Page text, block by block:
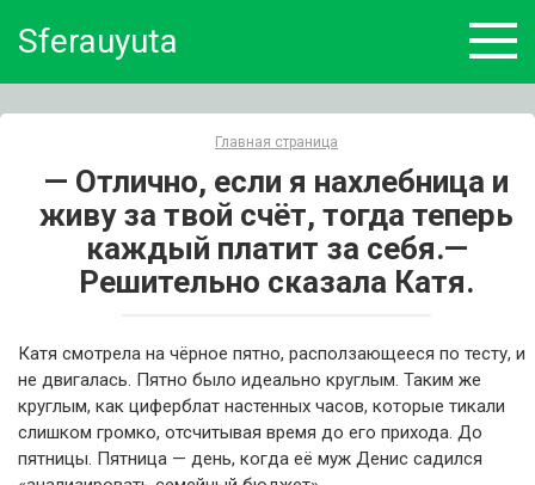
Sferauyuta
Главная страница
— Отлично, если я нахлебница и
живу за твой счёт, тогда теперь
каждый платит за себя.—
Решительно сказала Катя.
Катя смотрела на чёрное пятно, расползающееся по тесту, и
не двигалась. Пятно было идеально круглым. Таким же
круглым, как циферблат настенных часов, которые тикали
слишком громко, отсчитывая время до его прихода. До
пятницы. Пятница — день, когда её муж Денис садился